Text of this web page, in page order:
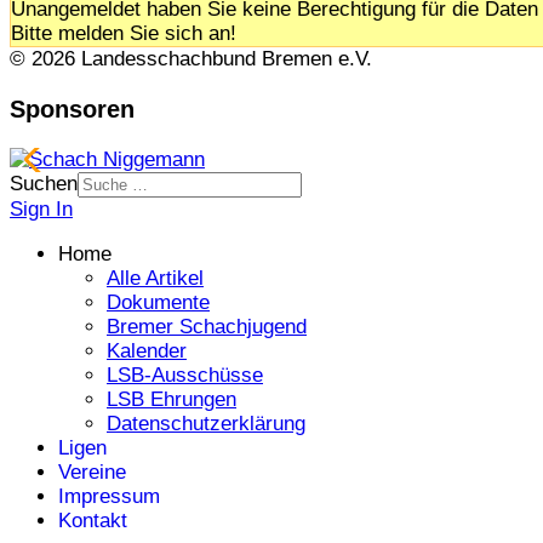
Unangemeldet haben Sie keine Berechtigung für die
Bitte melden Sie sich an!
© 2026 Landesschachbund Bremen e.V.
Sponsoren
Suchen
Sign In
Home
Alle Artikel
Dokumente
Bremer Schachjugend
Kalender
LSB-Ausschüsse
LSB Ehrungen
Datenschutzerklärung
Ligen
Vereine
Impressum
Kontakt